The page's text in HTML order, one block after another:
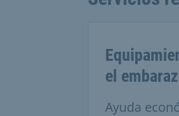
el
Ayuda